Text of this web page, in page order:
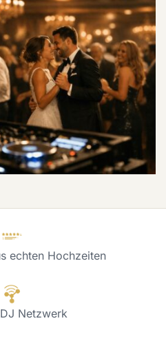
echten Hochzeiten
Netzwerk